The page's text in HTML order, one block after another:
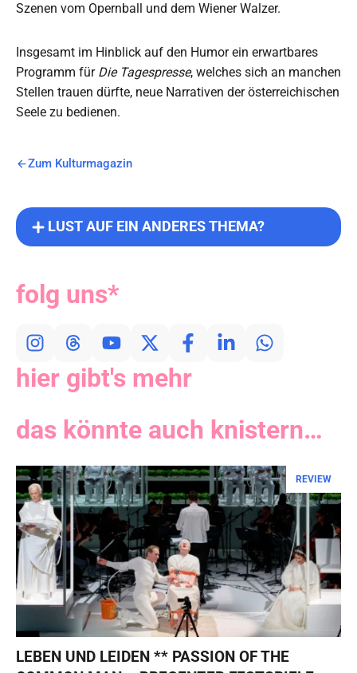
Szenen vom Opernball und dem Wiener Walzer.
Insgesamt im Hinblick auf den Humor ein erwartbares
Programm für Die Tagespresse, welches sich an manchen
Stellen trauen dürfte, neue Narrativen der österreichischen
Seele zu bedienen.
Zum Kulturmagazin
hier gibt's mehr
das könnte auch knistern…
REVIEW
LEBEN UND LEIDEN ** PASSION OF THE
folg uns*
LUST AUF EIN ANDERES THEMA?